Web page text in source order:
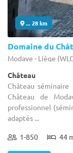
... 28 km
Domaine du
Modave - Liège
Château
Château
Château de
professionnel
adaptés ...
1-850 44